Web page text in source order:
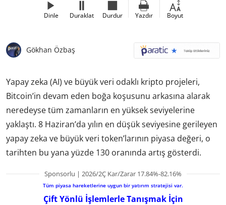
Dinle Duraklat Durdur Yazdır Boyut
Gökhan Özbaş
Yapay zeka (AI) ve büyük veri odaklı kripto projeleri,
Bitcoin’in devam eden boğa koşusunu arkasına alarak
neredeyse tüm zamanların en yüksek seviyelerine
yaklaştı. 8 Haziran’da yılın en düşük seviyesine gerileyen
yapay zeka ve büyük veri token’larının piyasa değeri, o
tarihten bu yana yüzde 130 oranında artış gösterdi.
Sponsorlu | 2026/2Ç Kar/Zarar 17.84%-82.16%
Tüm piyasa hareketlerine uygun bir yatırım stratejisi var.
Çift Yönlü İşlemlerle Tanışmak İçin